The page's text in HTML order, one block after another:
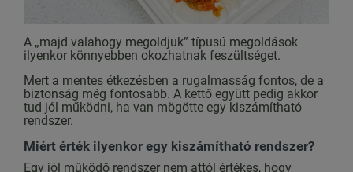
A „majd valahogy megoldjuk” típusú megoldások
ilyenkor könnyebben okozhatnak feszültséget.
Mert a mentes étkezésben a rugalmasság fontos, de a
biztonság még fontosabb. A kettő együtt pedig akkor
tud jól működni, ha van mögötte egy kiszámítható
rendszer.
Miért érték ilyenkor egy kiszámítható rendszer?
Egy jól működő rendszer nem attól értékes, hogy